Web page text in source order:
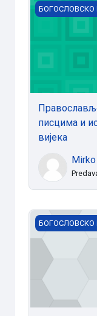
Православље
БОГОСЛОВСКО
писцима и
вијека
Концили
БОГОСЛОВСКО